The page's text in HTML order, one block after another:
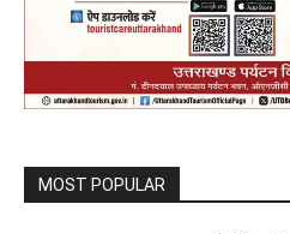
MOST POPULAR